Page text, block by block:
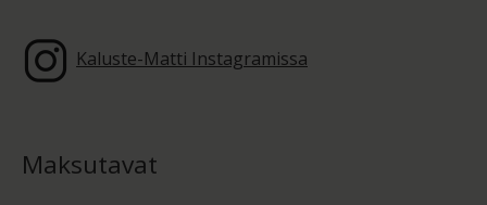
Kaluste-Matti Instagramissa
Maksutavat